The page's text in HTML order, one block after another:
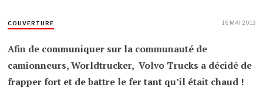
COUVERTURE 16 MAI 2013
Afin de communiquer sur la communauté de
camionneurs, Worldtrucker, Volvo Trucks a décidé de
frapper fort et de battre le fer tant qu’il était chaud !